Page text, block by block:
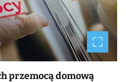
przemocą domową